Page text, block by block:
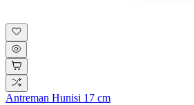
Antreman Hunisi 17 cm